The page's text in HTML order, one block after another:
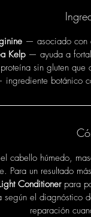
— asociado con
Kelp— ayuda a
sin gluten que
botánico
cabello húmedo,
Para un resultado
Conditionerpara
según el diagnóstico
reparación